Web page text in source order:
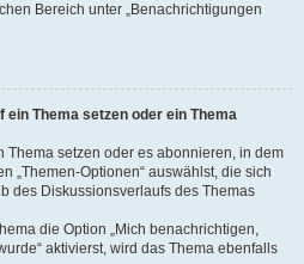
Bereich unter „Benachrichtigungen
ein Thema setzen oder ein Thema
Thema setzen oder es abonnieren, in dem
„Themen-Optionen“ auswählst, die sich
des Diskussionsverlaufs des Themas
die Option „Mich benachrichtigen,
aktivierst, wird das Thema ebenfalls